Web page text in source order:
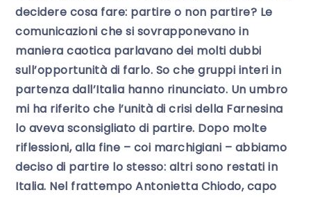
decidere cosa fare: partire o non partire? Le
comunicazioni che si sovrapponevano in
maniera caotica parlavano dei molti dubbi
sull’opportunità di farlo. So che gruppi interi in
partenza dall’Italia hanno rinunciato. Un umbro
mi ha riferito che l’unità di crisi della Farnesina
lo aveva sconsigliato di partire. Dopo molte
riflessioni, alla fine – coi marchigiani – abbiamo
deciso di partire lo stesso: altri sono restati in
Italia. Nel frattempo Antonietta Chiodo, capo